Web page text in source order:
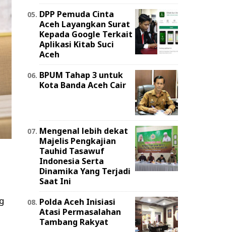
DPP Pemuda Cinta
Aceh Layangkan Surat
Kepada Google Terkait
Aplikasi Kitab Suci
Aceh
BPUM Tahap 3 untuk
Kota Banda Aceh Cair
Mengenal lebih dekat
Majelis Pengkajian
Tauhid Tasawuf
Indonesia Serta
Dinamika Yang Terjadi
Saat Ini
Polda Aceh Inisiasi
Atasi Permasalahan
Tambang Rakyat